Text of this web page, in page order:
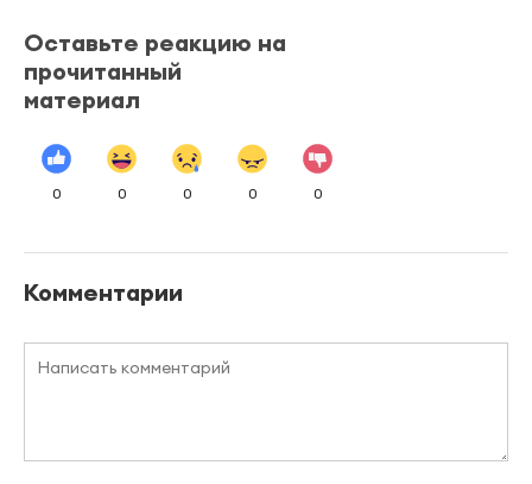
Оставьте реакцию на
прочитанный
материал
0 0 0 0 0
Комментарии